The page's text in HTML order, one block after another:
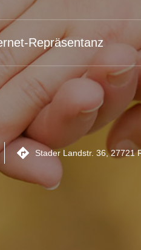
Repräsentanz
Stader Landstr. 36, 27721